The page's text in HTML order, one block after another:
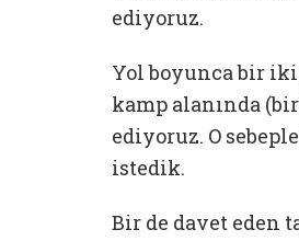
ediyoruz.
Yol boyunca bir
kamp alanında
ediyoruz. O
istedik.
Bir de davet eden